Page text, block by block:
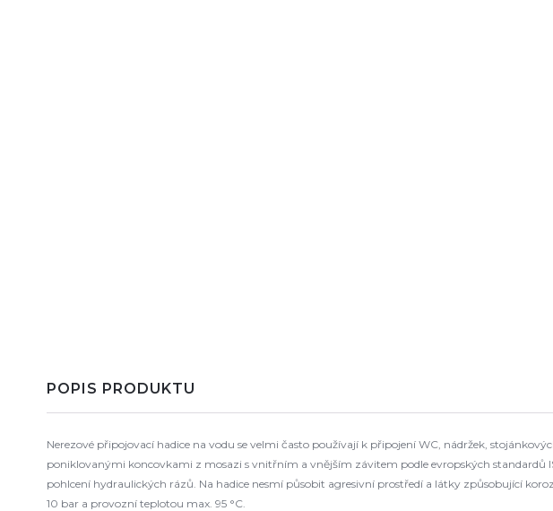
POPIS PRODUKTU
Nerezové připojovací hadice na vodu se velmi často používají k připojení WC, nádržek,
poniklovanými koncovkami z mosazi s vnitřním a vnějším závitem podle evropských standardů
pohlcení hydraulických rázů. Na hadice nesmí působit agresivní prostředí a látky způsobující
10 bar a provozní teplotou max. 95 °C.